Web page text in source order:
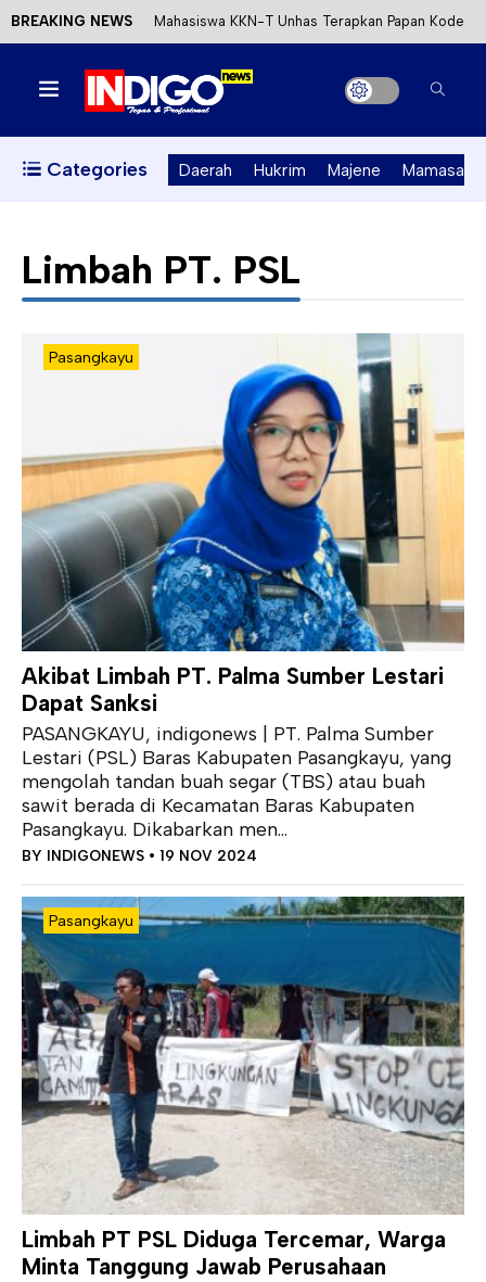
BREAKING NEWS Mahasiswa KKN-T Unhas Terapkan Papan Kode
Etik Wisata di Pantai Lawere Desa Lotang Salo
Satu DPO Pengeroyokan SPBU Tapalang
Ditangkap, Satu Lagi Kabur ke Kalimantan
Kecewa Kapolresta Absen, APPK Mamuju
Categories Daerah Hukrim Majene Mamasa
Limbah PT. PSL
Pasangkayu
Akibat Limbah PT. Palma Sumber Lestari
Dapat Sanksi
PASANGKAYU, indigonews | PT. Palma Sumber
Lestari (PSL) Baras Kabupaten Pasangkayu, yang
mengolah tandan buah segar (TBS) atau buah
sawit berada di Kecamatan Baras Kabupaten
Pasangkayu. Dikabarkan men...
BY INDIGONEWS • 19 NOV 2024
Pasangkayu
Limbah PT PSL Diduga Tercemar, Warga
Minta Tanggung Jawab Perusahaan